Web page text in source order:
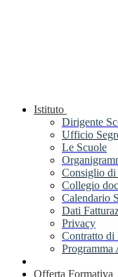
Istituto
Dirigente
Ufficio
Le Scuole
Consiglio di
Collegio
Calendario
Dati
Privacy
Contratto di
Programma
Offerta Formativa